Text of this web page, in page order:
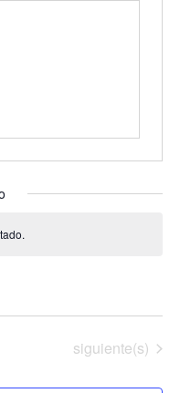
Eventos
siguiente(s)